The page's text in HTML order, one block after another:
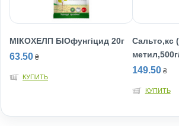
МIКOХЕЛП БIOфунгiцид 20г
63.50 ₴
КУПИТЬ
Сальто,кс
149.50 ₴
КУПИТЬ